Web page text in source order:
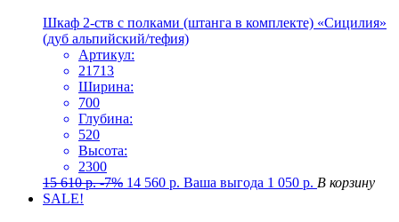
Шкаф 2-ств с полками (штанга в комплекте) «Сицилия»
(дуб альпийский/тефия)
Артикул:
21713
Ширина:
700
Глубина:
520
Высота:
2300
15 610р. -7% 14 560 р. Ваша выгода 1 050 р. В корзину
SALE!